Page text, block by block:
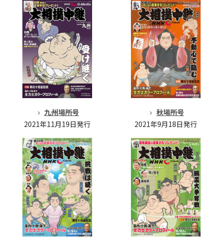
九州場所号
2021年11月19日発行
秋場所号
2021年9月18日発行